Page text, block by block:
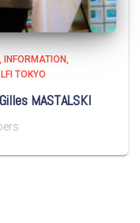
INFORMATION
TOKYO
MASTALSKI